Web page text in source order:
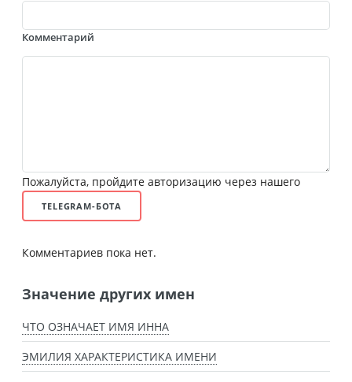
Комментарий
Пожалуйста, пройдите авторизацию через нашего
TELEGRAM-БОТА
Комментариев пока нет.
Значение других имен
ЧТО ОЗНАЧАЕТ ИМЯ ИННА
ЭМИЛИЯ ХАРАКТЕРИСТИКА ИМЕНИ